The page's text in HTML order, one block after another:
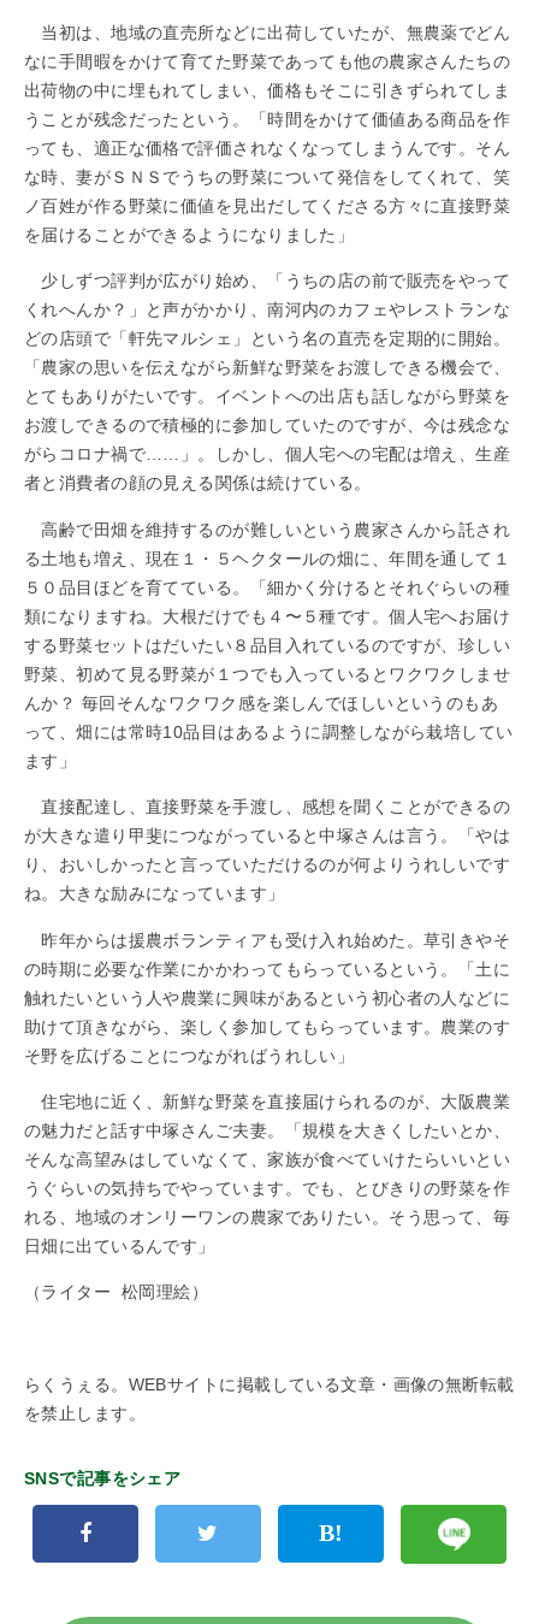
当初は、地域の直売所などに出荷していたが、無農薬でどん
なに手間暇をかけて育てた野菜であっても他の農家さんたちの
出荷物の中に埋もれてしまい、価格もそこに引きずられてしま
うことが残念だったという。「時間をかけて価値ある商品を作
っても、適正な価格で評価されなくなってしまうんです。そん
な時、妻がＳＮＳでうちの野菜について発信をしてくれて、笑
ノ百姓が作る野菜に価値を見出だしてくださる方々に直接野菜
を届けることができるようになりました」
少しずつ評判が広がり始め、「うちの店の前で販売をやって
くれへんか？」と声がかかり、南河内のカフェやレストランな
どの店頭で「軒先マルシェ」という名の直売を定期的に開始。
「農家の思いを伝えながら新鮮な野菜をお渡しできる機会で、
とてもありがたいです。イベントへの出店も話しながら野菜を
お渡しできるので積極的に参加していたのですが、今は残念な
がらコロナ禍で……」。しかし、個人宅への宅配は増え、生産
者と消費者の顔の見える関係は続けている。
高齢で田畑を維持するのが難しいという農家さんから託され
る土地も増え、現在１・５ヘクタールの畑に、年間を通して１
５０品目ほどを育てている。「細かく分けるとそれぐらいの種
類になりますね。大根だけでも４〜５種です。個人宅へお届け
する野菜セットはだいたい８品目入れているのですが、珍しい
野菜、初めて見る野菜が１つでも入っているとワクワクしませ
んか？ 毎回そんなワクワク感を楽しんでほしいというのもあ
って、畑には常時10品目はあるように調整しながら栽培してい
ます」
直接配達し、直接野菜を手渡し、感想を聞くことができるの
が大きな遣り甲斐につながっていると中塚さんは言う。「やは
り、おいしかったと言っていただけるのが何よりうれしいです
ね。大きな励みになっています」
昨年からは援農ボランティアも受け入れ始めた。草引きやそ
の時期に必要な作業にかかわってもらっているという。「土に
触れたいという人や農業に興味があるという初心者の人などに
助けて頂きながら、楽しく参加してもらっています。農業のす
そ野を広げることにつながればうれしい」
住宅地に近く、新鮮な野菜を直接届けられるのが、大阪農業
の魅力だと話す中塚さんご夫妻。「規模を大きくしたいとか、
そんな高望みはしていなくて、家族が食べていけたらいいとい
うぐらいの気持ちでやっています。でも、とびきりの野菜を作
れる、地域のオンリーワンの農家でありたい。そう思って、毎
日畑に出ているんです」
（ライター 松岡理絵）
らくうぇる。WEBサイトに掲載している文章・画像の無断転載
を禁止します。
SNSで記事をシェア